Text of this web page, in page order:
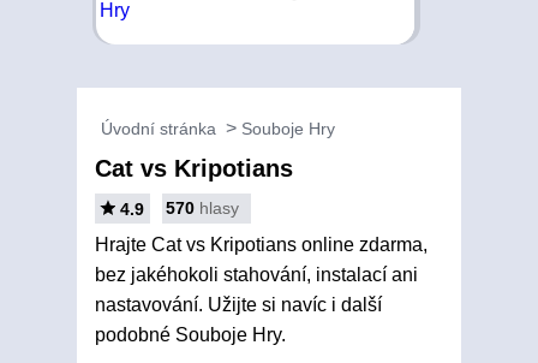
Úvodní stránka Souboje Hry
Cat vs Kripotians
4.9 570 hlasy
Hrajte Cat vs Kripotians online zdarma,
bez jakéhokoli stahování, instalací ani
nastavování. Užijte si navíc i další
podobné Souboje Hry.